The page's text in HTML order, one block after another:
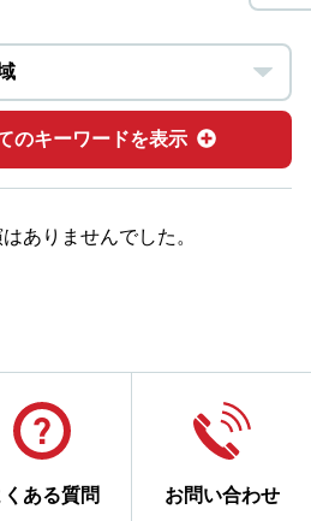
のキーワードを表示
ありませんでした。
くある質問 お問い合わせ